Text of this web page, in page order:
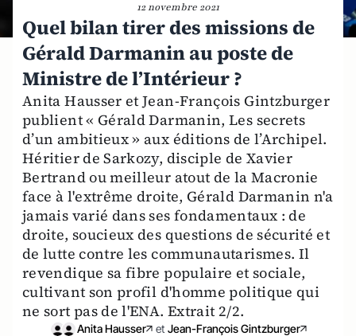
12 novembre 2021
Quel bilan tirer des missions de
Gérald Darmanin au poste de
Ministre de l’Intérieur ?
Anita Hausser et Jean-François Gintzburger
publient « Gérald Darmanin, Les secrets
d’un ambitieux » aux éditions de l’Archipel.
Héritier de Sarkozy, disciple de Xavier
Bertrand ou meilleur atout de la Macronie
face à l'extrême droite, Gérald Darmanin n'a
jamais varié dans ses fondamentaux : de
droite, soucieux des questions de sécurité et
de lutte contre les communautarismes. Il
revendique sa fibre populaire et sociale,
cultivant son profil d'homme politique qui
ne sort pas de l'ENA. Extrait 2/2.
Anita Hausser et Jean-François Gintzburger